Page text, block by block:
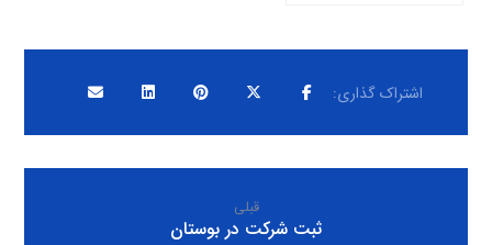
قبلی
ثبت شرکت در بوستان